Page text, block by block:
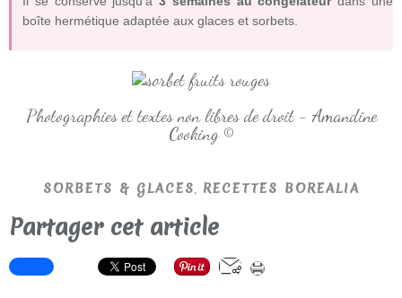
boîte hermétique adaptée aux glaces et sorbets.
Photographies et textes non libres de droit - Amandine
Cooking ©
SORBETS & GLACES, RECETTES BOREALIA
Partager cet article